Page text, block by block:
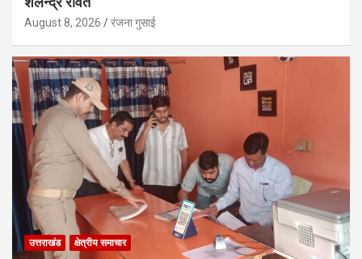
August 8, 2026 रंजना गुसाई
उत्तराखंड क्षेत्रीय समाचार